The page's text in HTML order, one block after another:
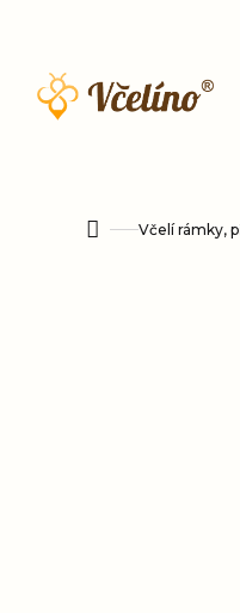
obsah
DomůVčelí rámky,